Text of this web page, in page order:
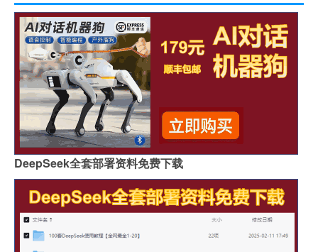
DeepSeek全套部署资料免费下载